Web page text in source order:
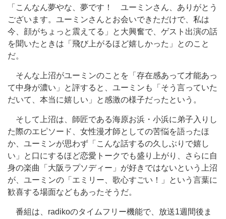
「こんなん夢やな、夢です！ ユーミンさん、ありがとう
ございます。ユーミンさんとお会いできただけで、私は
今、顔がちょっと震えてる」と大興奮で、ゲスト出演の話
を聞いたときは「飛び上がるほど嬉しかった」とのこと
だ。
そんな上沼がユーミンのことを「存在感あって才能あっ
て中身が濃い」と評すると、ユーミンも「そう言っていた
だいて、本当に嬉しい」と感激の様子だったという。
そして上沼は、師匠である海原お浜・小浜に弟子入りし
た際のエピソード、女性漫才師としての苦悩を語ったほ
か、ユーミンが思わず「こんな話するの久しぶりで嬉し
い」と口にするほど恋愛トークでも盛り上がり、さらに自
身の楽曲「大阪ラプソディー」が好きではないという上沼
が、ユーミンの「エミリー、歌心すごい！」という言葉に
歓喜する場面などもあったそうだ。
番組は、radikoのタイムフリー機能で、放送1週間後ま